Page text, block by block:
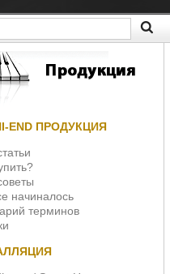
END ПРОДУКЦИЯ
начиналось
терминов